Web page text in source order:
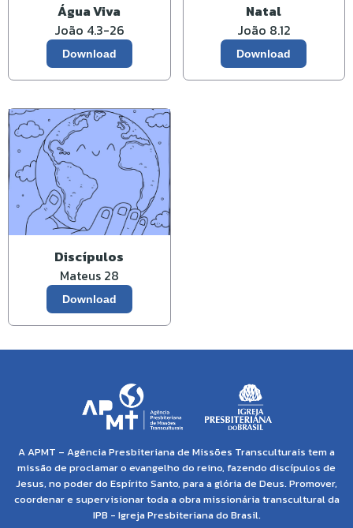
Água Viva
João 4.3-26
Download
Natal
João 8.12
Download
Discípulos
Mateus 28
Download
A APMT – Agência Presbiteriana de Missões Transculturais tem a
missão de proclamar o evangelho do reino, fazendo discípulos de
Jesus, no poder do Espírito Santo, para a glória de Deus. Promover,
coordenar e supervisionar toda a obra missionária transcultural da
IPB - Igreja Presbiteriana do Brasil.